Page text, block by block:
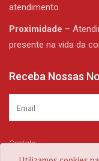
atendimento.
Proximidade –
presente na vida da
Receba Nossas
Contato: